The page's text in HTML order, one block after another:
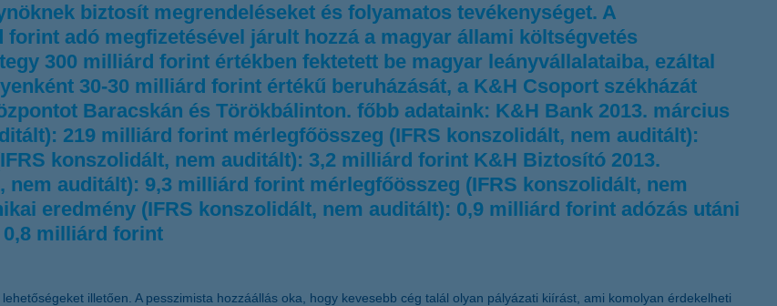
biztosít megrendeléseket és folyamatos tevékenységet. A
adó megfizetésével járult hozzá a magyar állami költségvetés
300 milliárd forint értékben fektetett be magyar leányvállalataiba, ezáltal
30-30 milliárd forint értékű beruházását, a K&H Csoport székházát
Baracskán és Törökbálinton. főbb adataink: K&H Bank 2013. március
219 milliárd forint mérlegfőösszeg (IFRS konszolidált, nem auditált):
konszolidált, nem auditált): 3,2 milliárd forint K&H Biztosító 2013.
auditált): 9,3 milliárd forint mérlegfőösszeg (IFRS konszolidált, nem
eredmény (IFRS konszolidált, nem auditált): 0,9 milliárd forint adózás utáni
0,8 milliárd forint
illetően. A pesszimista hozzáállás oka, hogy kevesebb cég talál olyan pályázati kiírást, ami komolyan érdekelheti